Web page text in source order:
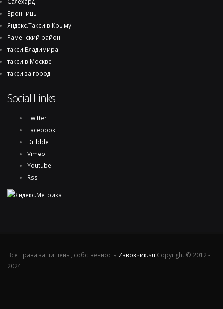
Бронницы
Яндекс.Такси в Крыму
Раменский район
такси Владимира
такси в Москве
такси за город
Social Links
Twitter
Facebook
Dribble
Vimeo
Youtube
Rss
Все права защищены, собственность Извозчик.su Copyright © 2012 -
2024